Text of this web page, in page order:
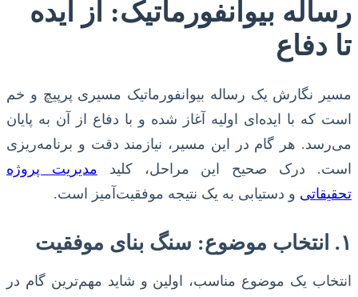
رساله بیوانفورماتیک: از ایده
تا دفاع
مسیر نگارش یک رساله بیوانفورماتیک مسیری پرپیچ و خم
است که با ایده‌ای اولیه آغاز شده و با دفاع از آن به پایان
می‌رسد. هر گام در این مسیر، نیازمند دقت و برنامه‌ریزی
است. درک صحیح این مراحل، کلید مدیریت پروژه
تحقیقاتی و دستیابی به یک نتیجه موفقیت‌آمیز است.
۱. انتخاب موضوع: سنگ بنای موفقیت
انتخاب یک موضوع مناسب، اولین و شاید مهم‌ترین گام در